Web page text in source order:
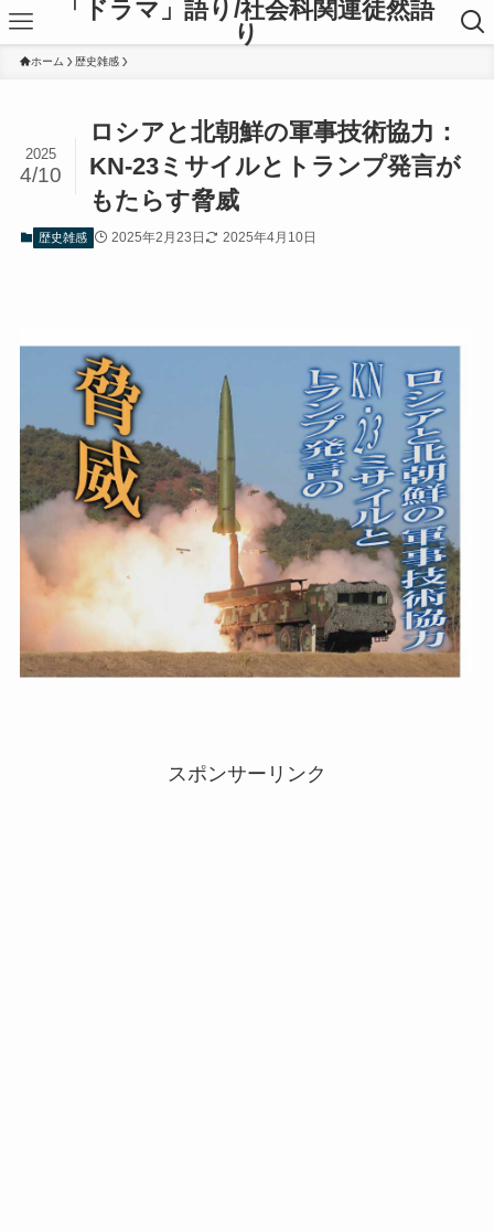
「ドラマ」語り/社会科関連徒然語
り
ホーム 歴史雑感
ロシアと北朝鮮の軍事技術協力：
KN-23ミサイルとトランプ発言が
もたらす脅威
2025
4/10
歴史雑感 2025年2月23日 2025年4月10日
スポンサーリンク